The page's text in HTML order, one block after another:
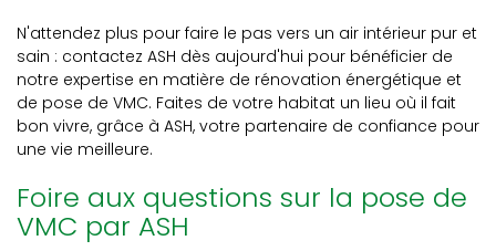
N'attendez plus pour faire le pas vers un air intérieur pur et
sain : contactez ASH dès aujourd'hui pour bénéficier de
notre expertise en matière de rénovation énergétique et
de pose de VMC. Faites de votre habitat un lieu où il fait
bon vivre, grâce à ASH, votre partenaire de confiance pour
une vie meilleure.
Foire aux questions sur la pose de
VMC par ASH